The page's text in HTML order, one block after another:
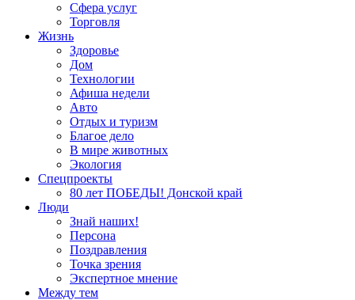
Сфера услуг
Торговля
Жизнь
Здоровье
Дом
Технологии
Афиша недели
Авто
Отдых и туризм
Благое дело
В мире животных
Экология
Спецпроекты
80 лет ПОБЕДЫ! Донской край
Люди
Знай наших!
Персона
Поздравления
Точка зрения
Экспертное мнение
Между тем